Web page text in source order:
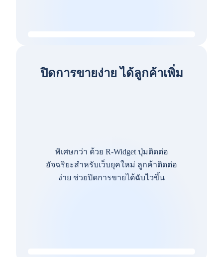
ปิดการขายง่าย ได้ลูกค้าเพิ่ม
พิเศษกว่า ด้วย R-Widget ปุ่มติดต่อ
อัจฉริยะสำหรับเว็บยุคใหม่ ลูกค้าติดต่อ
ง่าย ช่วยปิดการขายได้ฉับไวขึ้น